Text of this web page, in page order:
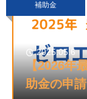
補助金
2025.05.6
【2026年
助金の申